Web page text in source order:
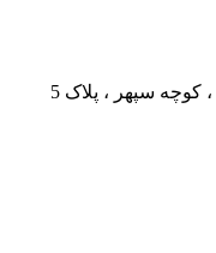
سپهر ، پلاک 5